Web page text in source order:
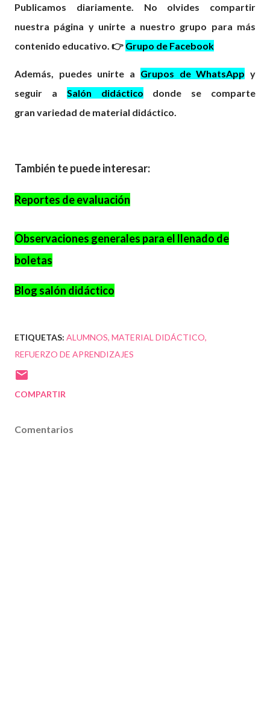
Publicamos diariamente. No olvides compartir
nuestra página y unirte a nuestro grupo para más
contenido educativo. 👉 Grupo de Facebook
Además, puedes unirte a Grupos de WhatsApp y
seguir a Salón didáctico
donde se comparte
gran variedad de material didáctico.
También te puede interesar:
Reportes de evaluación
Observaciones generales para el llenado de
boletas
Blog salón didáctico
ETIQUETAS: ALUMNOS MATERIAL DIDÁCTICO
REFUERZO DE APRENDIZAJES
COMPARTIR
Comentarios